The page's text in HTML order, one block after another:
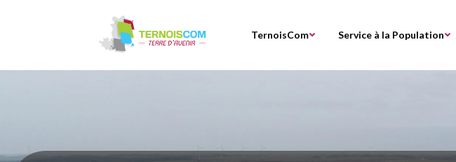
TernoisCom Service à la Population